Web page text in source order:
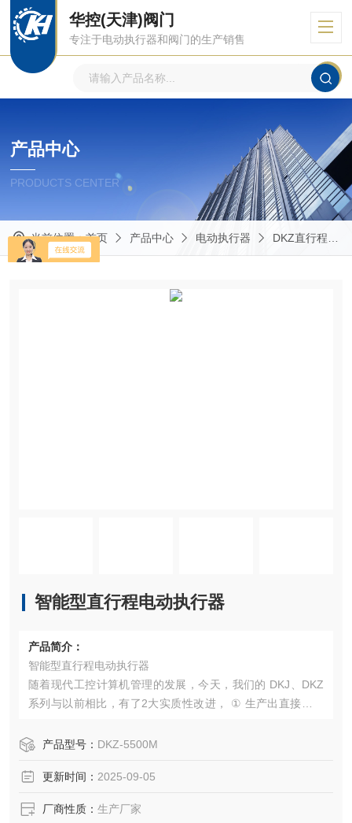
华控(天津)阀门
专注于电动执行器和阀门的生产销售
产品中心
PRODUCTS CENTER
当前位置：首页 产品中心 电动执行器 DKZ直行程电动执行器
智能型直行程电动执行器
产品简介：
智能型直行程电动执行器
随着现代工控计算机管理的发展，今天，我们的 DKJ、DKZ
系列与以前相比，有了2大实质性改进， ① 生产出直接受计
改进型产品 ② 将电路控制部分灌封在一个小型塑料盒中，俗
用寿命更长。
产品型号： DKZ-5500M
更新时间： 2025-09-05
厂商性质： 生产厂家